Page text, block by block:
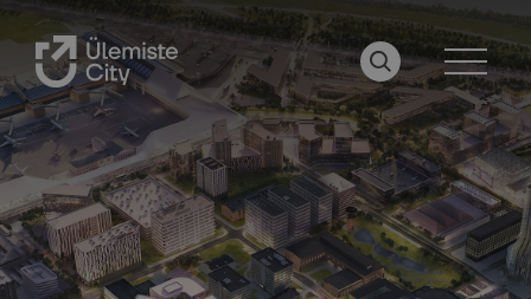
OTSI LEHELTMENÜÜ